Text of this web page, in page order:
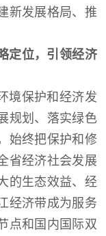
新发展格局、推
定位，引领经济
境保护和经济发
规划、落实绿色
始终把保护和修
省经济社会发展
的生态效益、经
经济带成为服务
点和国内国际双